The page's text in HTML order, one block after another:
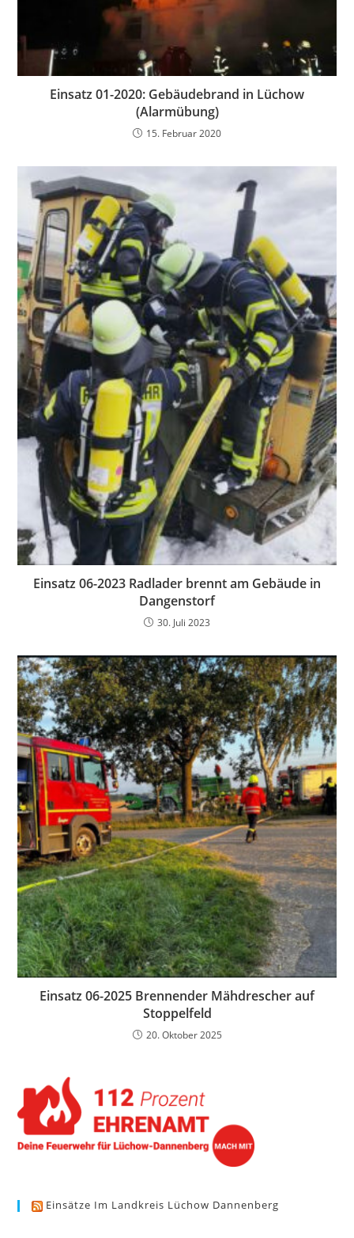
Einsatz 01-2020: Gebäudebrand in Lüchow
(Alarmübung)
15. Februar 2020
Einsatz 06-2023 Radlader brennt am Gebäude in
Dangenstorf
30. Juli 2023
Einsatz 06-2025 Brennender Mähdrescher auf
Stoppelfeld
20. Oktober 2025
Einsätze Im Landkreis Lüchow Dannenberg